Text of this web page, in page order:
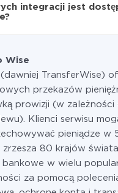
za ilość danych, która
z jednego z Twoich
przełączyć się na
taryfach
integracji jest
Wise
(dawniej TransferWise)
przekazów
prowizji (w
Klienci serwisu
pieniądze w
zrzesza 80 krajów
bankowe w wielu
za pomocą